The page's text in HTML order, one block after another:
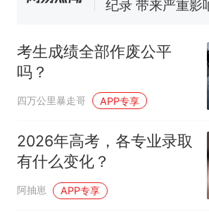
纪录 带来严重影
母瘫痪 轰-6J实
大雨将至一家老
热 十多万人报
考生成绩全部作废公平
吗？
四万公里暴走哥 APP专享
2026年高考，各专业录取
有什么变化？
阿抽崽 APP专享